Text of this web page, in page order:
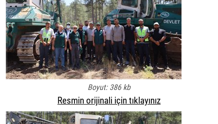
Boyut: 386 kb
Resmin orijinali için tıklayınız